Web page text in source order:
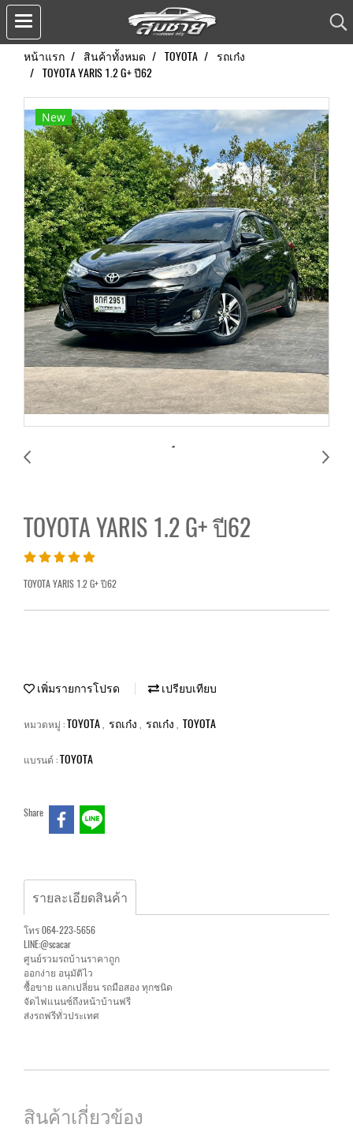
หน้าแรก สินค้าทั้งหมด TOYOTA
รถเก๋ง
TOYOTA YARIS 1.2 G+ ปี62
New
TOYOTA YARIS 1.2 G+ ปี62
TOYOTA YARIS 1.2 G+ ปี62
เพิ่มรายการโปรด เปรียบเทียบ
หมวดหมู่ :TOYOTA รถเก๋ง รถเก๋ง TOYOTA
แบรนด์ :TOYOTA
Share
รายละเอียดสินค้า
โทร 064-223-5656
LINE:@scacar
ศูนย์รวมรถบ้านราคาถูก
ออกง่าย อนุมัติไว
ซื้อขาย แลกเปลี่ยน รถมือสอง ทุกชนิด
จัดไฟแนนซ์ถึงหน้าบ้านฟรี
ส่งรถฟรีทั่วประเทศ
สินค้าเกี่ยวข้อง